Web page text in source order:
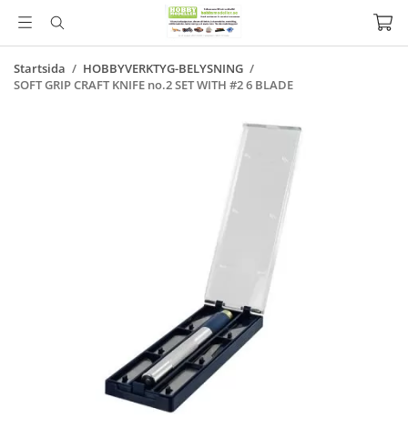
Startsida / HOBBYVERKTYG-BELYSNING /
SOFT GRIP CRAFT KNIFE no.2 SET WITH #2 6 BLADE